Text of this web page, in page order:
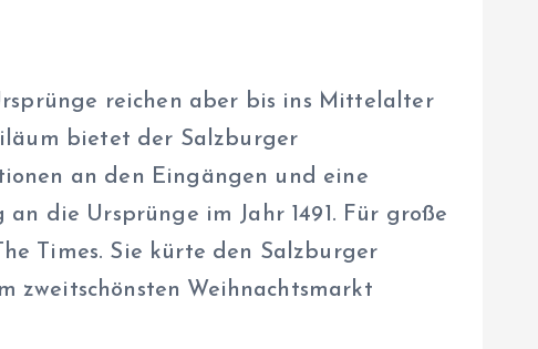
reichen aber bis ins Mittelalter
bietet der Salzburger
an den Eingängen und eine
die Ursprünge im Jahr 1491. Für große
Times. Sie kürte den Salzburger
zweitschönsten Weihnachtsmarkt